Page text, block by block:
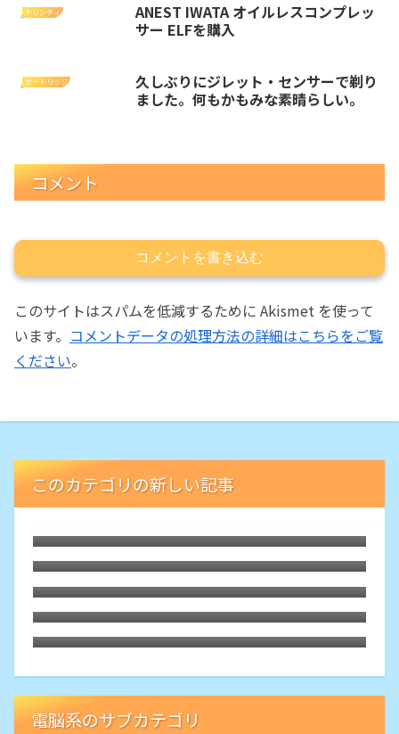
トリシティ
ANEST IWATA オイルレスコンプレッ
サー ELFを購入
カートリッジ
久しぶりにジレット・センサーで剃り
ました。何もかもみな素晴らしい。
コメント
コメントを書き込む
このサイトはスパムを低減するために Akismet を使って
います。 コメントデータの処理方法の詳細はこちらをご覧
ください。
このカテゴリの新しい記事
LibreELECな古いHTPCでブルーレイが再
橋」という余生
枯れた自作PCにLubuntu 26.04をインスト
ール
HDMIオーディオ分離器でレガシー規格ホ
ームシアターが本領を発揮、その旋律に戦
慄
Debian 13 trixieをLXQtでASUS-X540YA
にインストールしてみた。懐かしくて軽快
Motorola Edge40にTPUスクリーンプロ
テクター
電脳系のサブカテゴリ